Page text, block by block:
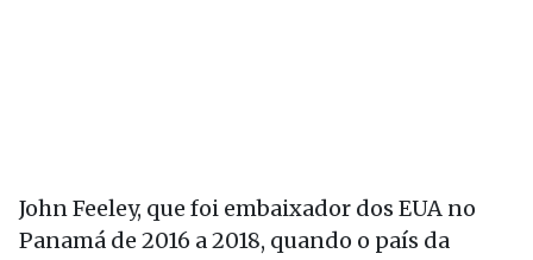
John Feeley, que foi embaixador dos EUA no
Panamá de 2016 a 2018, quando o país da